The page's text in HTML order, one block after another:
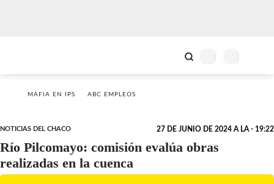
MAFIA EN IPS ABC EMPLEOS
NOTICIAS DEL CHACO 27 DE JUNIO DE 2024 A LA - 19:22
Río Pilcomayo: comisión evalúa obras
realizadas en la cuenca